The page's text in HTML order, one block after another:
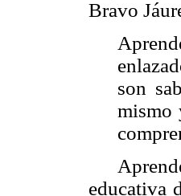
Bravo
son
mismo
educativa